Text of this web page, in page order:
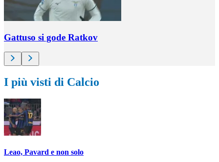
Gattuso si gode Ratkov
I più visti di Calcio
Leao, Pavard e non solo